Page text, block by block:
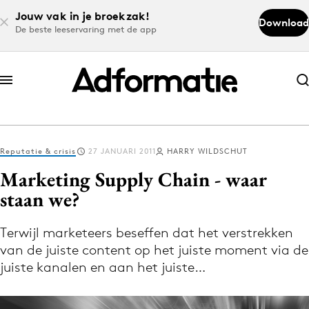
Jouw vak in je broekzak!
De beste leeservaring met de app
Download
Abonneer nu
Abonneer nu
Log in
Volg het laatste nieuws via de Adformatie
Nieuws app
Reputatie & crisis 27 JANUARI 2011 HARRY WILDSCHUT
Marketing Supply Chain - waar
staan we?
Terwijl marketeers beseffen dat het verstrekken
van de juiste content op het juiste moment via de
juiste kanalen en aan het juiste…